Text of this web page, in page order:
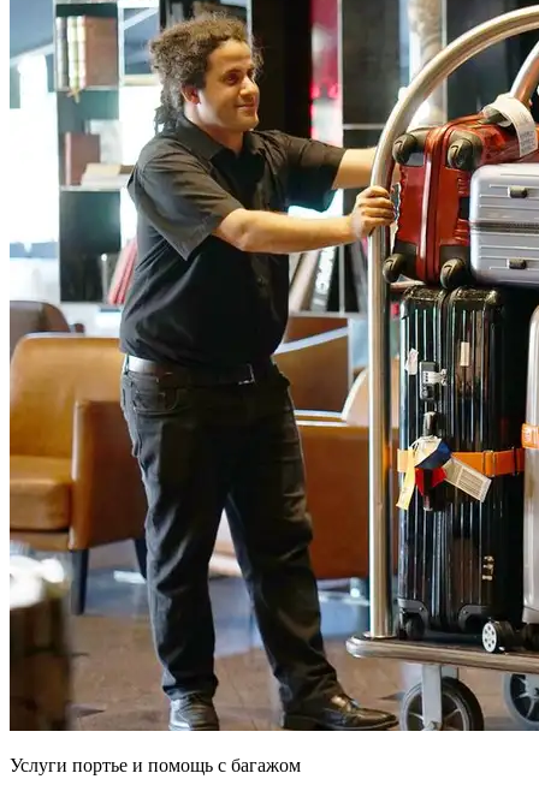
Услуги портье и помощь с багажом